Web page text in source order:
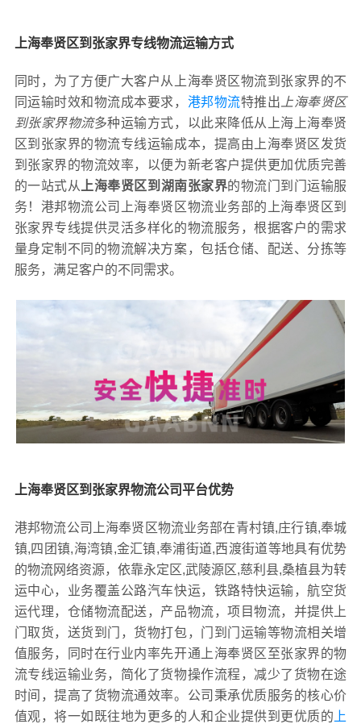
上海奉贤区到张家界专线物流运输方式
同时，为了方便广大客户从上海奉贤区物流到张家界的不
同运输时效和物流成本要求， 港邦物流特推出 上海奉贤区
到张家界物流多种运输方式，以此来降低从上海上海奉贤
区到张家界的物流专线运输成本，提高由上海奉贤区发货
到张家界的物流效率，以便为新老客户提供更加优质完善
的一站式从 上海奉贤区到湖南张家界的物流门到门运输服
务！港邦物流公司上海奉贤区物流业务部的上海奉贤区到
张家界专线提供灵活多样化的物流服务，根据客户的需求
量身定制不同的物流解决方案，包括仓储、配送、分拣等
服务，满足客户的不同需求。
上海奉贤区到张家界物流公司平台优势
港邦物流公司上海奉贤区物流业务部在青村镇,庄行镇,奉城
镇,四团镇,海湾镇,金汇镇,奉浦街道,西渡街道等地具有优势
的物流网络资源，依靠永定区,武陵源区,慈利县,桑植县为转
运中心，业务覆盖公路汽车快运，铁路特快运输，航空货
运代理，仓储物流配送，产品物流，项目物流，并提供上
门取货，送货到门，货物打包，门到门运输等物流相关增
值服务，同时在行业内率先开通上海奉贤区至张家界的物
流专线运输业务，简化了货物操作流程，减少了货物在途
时间，提高了货物流通效率。公司秉承优质服务的核心价
值观，将一如既往地为更多的人和企业提供到更优质的上